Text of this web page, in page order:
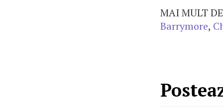
MAI MULT
Barrymore,